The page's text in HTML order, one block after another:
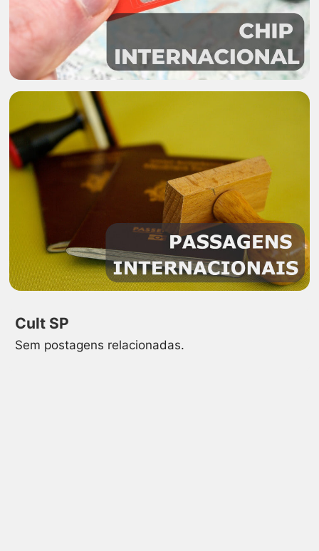
Cult SP
Sem postagens relacionadas.